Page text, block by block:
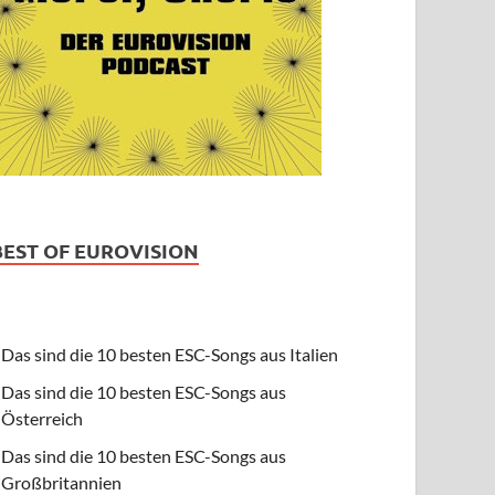
OF EUROVISION
Das sind die 10 besten ESC-Songs aus Italien
Das sind die 10 besten ESC-Songs aus
Österreich
Das sind die 10 besten ESC-Songs aus
Großbritannien